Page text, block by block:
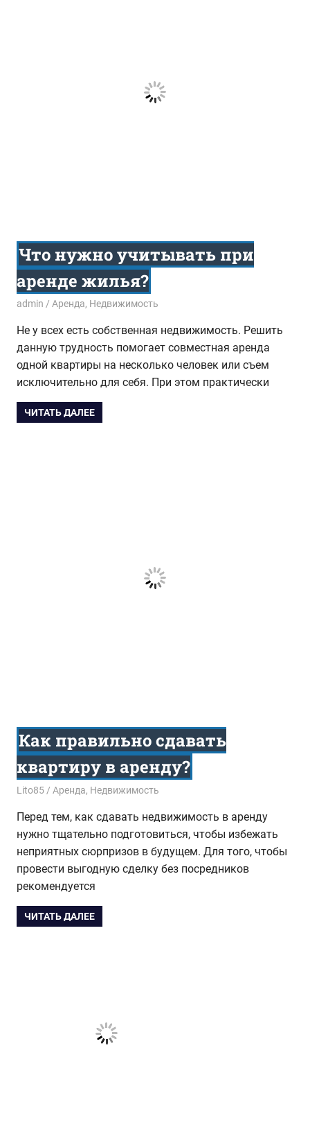
Что нужно учитывать при
аренде жилья?
08.03.2017
admin Аренда, Недвижимость
Не у всех есть собственная недвижимость. Решить
данную трудность помогает совместная аренда
одной квартиры на несколько человек или съем
исключительно для себя. При этом практически
ЧИТАТЬ ДАЛЕЕ
Как правильно сдавать
квартиру в аренду?
01.02.2017
Lito85 Аренда, Недвижимость
Перед тем, как сдавать недвижимость в аренду
нужно тщательно подготовиться, чтобы избежать
неприятных сюрпризов в будущем. Для того, чтобы
провести выгодную сделку без посредников
рекомендуется
ЧИТАТЬ ДАЛЕЕ